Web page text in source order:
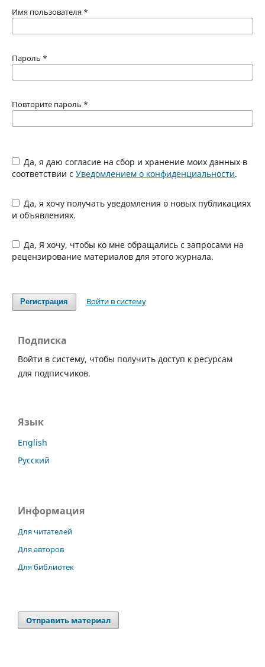
Имя пользователя *
Пароль *
Повторите пароль *
Да, я даю согласие на сбор и хранение моих данных в
соответствии с Уведомлением о конфиденциальности.
Да, я хочу получать уведомления о новых публикациях
и объявлениях.
Да, Я хочу, чтобы ко мне обращались с запросами на
рецензирование материалов для этого журнала.
Регистрация Войти в систему
Подписка
Войти в систему, чтобы получить доступ к ресурсам
для подписчиков.
Язык
English
Русский
Информация
Для читателей
Для авторов
Для библиотек
Отправить материал